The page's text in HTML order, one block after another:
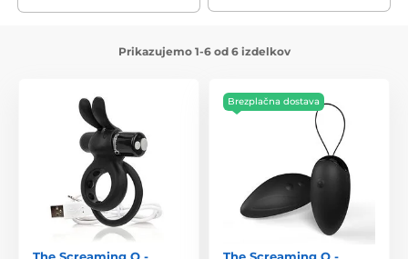
Prikazujemo 1-6 od 6 izdelkov
Brezplačna dostava